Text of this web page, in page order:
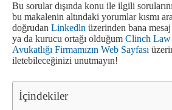
Bu sorular dışında konu ile ilgili
bu makalenin altındaki yorumlar kısmı
doğrudan Linkedln üzerinden bana
ya da kurucu ortağı olduğum Clinch Law
Avukatlığı Firmamızın Web Sayfası
iletebileceğinizi unutmayın!
İçindekiler